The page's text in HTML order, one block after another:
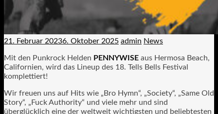
21. Februar 20236. Oktober 2025 admin News
Mit den Punkrock Helden PENNYWISE aus Hermosa Beach,
Californien, wird das Lineup des 18. Tells Bells Festival
komplettiert!
Wir freuen uns auf Hits wie „Bro Hymn“, „Society“, „Same Old
Story“, „Fuck Authority“ und viele mehr und sind
überglücklich eine der weltweit wichtigsten und beliebtesten